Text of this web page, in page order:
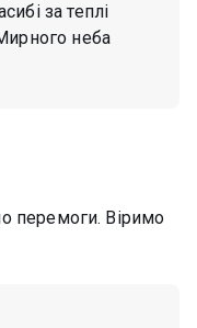
за теплі
неба
перемоги. Віримо